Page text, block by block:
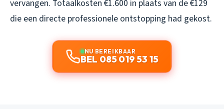
vervangen. Totaalkosten €1.600 in plaats van de €129
die een directe professionele ontstopping had gekost.
NU BEREIKBAAR
BEL 085 019 53 15